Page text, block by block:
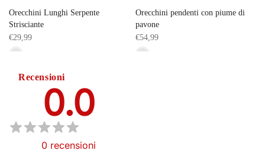
Orecchini Lunghi Serpente
Strisciante
€29,99
Orecchini pendenti con piume di
pavone
€54,99
Recensioni
0.0
0 recensioni